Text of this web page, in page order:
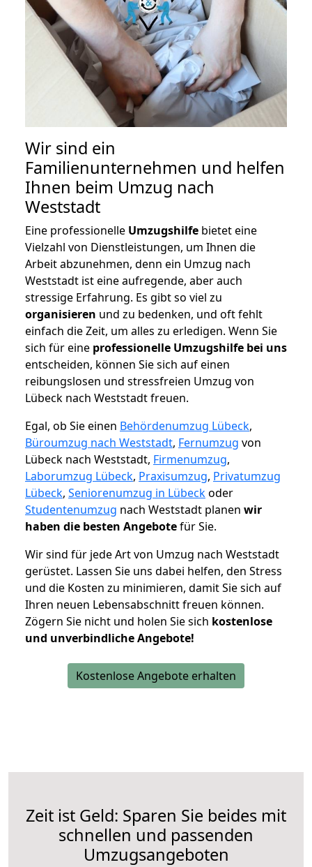
Wir sind ein
Familienunternehmen und helfen
Ihnen beim Umzug nach
Weststadt
Eine professionelle Umzugshilfe bietet eine
Vielzahl von Dienstleistungen, um Ihnen die
Arbeit abzunehmen, denn ein Umzug nach
Weststadt ist eine aufregende, aber auch
stressige Erfahrung. Es gibt so viel zu
organisieren und zu bedenken, und oft fehlt
einfach die Zeit, um alles zu erledigen. Wenn Sie
sich für eine professionelle Umzugshilfe bei uns
entscheiden, können Sie sich auf einen
reibungslosen und stressfreien Umzug von
Lübeck nach Weststadt freuen.
Egal, ob Sie einen Behördenumzug Lübeck,
Büroumzug nach Weststadt, Fernumzug von
Lübeck nach Weststadt, Firmenumzug,
Laborumzug Lübeck, Praxisumzug, Privatumzug
Lübeck, Seniorenumzug in Lübeckoder
Studentenumzug nach Weststadt planen wir
haben die besten Angebotefür Sie.
Wir sind für jede Art von Umzug nach Weststadt
gerüstet. Lassen Sie uns dabei helfen, den Stress
und die Kosten zu minimieren, damit Sie sich auf
Ihren neuen Lebensabschnitt freuen können.
Zögern Sie nicht und holen Sie sich kostenlose
und unverbindliche Angebote!
Kostenlose Angebote erhalten
Zeit ist Geld: Sparen Sie beides mit
schnellen und passenden
Umzugsangeboten